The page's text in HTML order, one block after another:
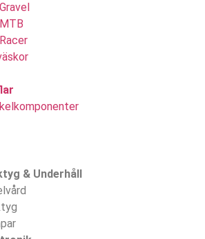
& Underhåll